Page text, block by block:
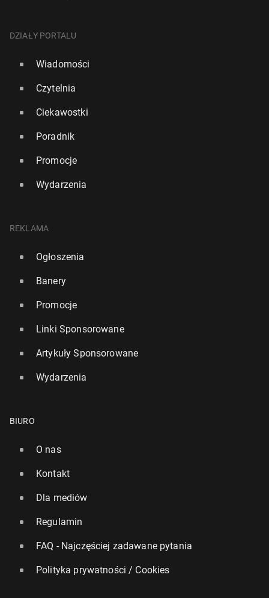
DZIAŁY PORTALU
Wiadomości
Czytelnia
Ciekawostki
Poradnik
Promocje
Wydarzenia
REKLAMA
Ogłoszenia
Banery
Promocje
Linki Sponsorowane
Artykuły Sponsorowane
Wydarzenia
BIURO
O nas
Kontakt
Dla mediów
Regulamin
FAQ - Najczęściej zadawane pytania
Polityka prywatności / Cookies